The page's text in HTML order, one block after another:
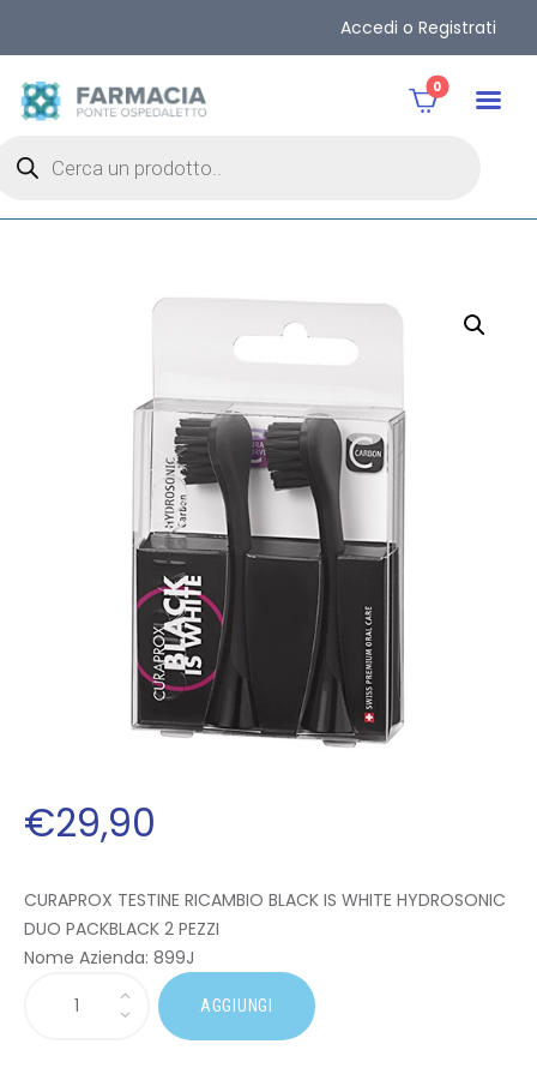
Accedi o Registrati
0
€29,90
CURAPROX TESTINE RICAMBIO BLACK IS WHITE HYDROSONIC
DUO PACKBLACK 2 PEZZI
Nome Azienda: 899J
AGGIUNGI